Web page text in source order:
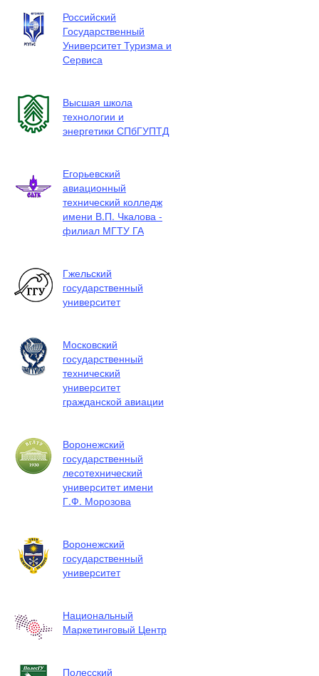
Российский
Государственный
Университет Туризма и
Сервиса
Высшая школа
технологии и
энергетики СПбГУПТД
Егорьевский
авиационный
технический колледж
имени В.П. Чкалова -
филиал МГТУ ГА
Гжельский
государственный
университет
Московский
государственный
технический
университет
гражданской авиации
Воронежский
государственный
лесотехнический
университет имени
Г.Ф. Морозова
Воронежский
государственный
университет
Национальный
Маркетинговый Центр
Полесский